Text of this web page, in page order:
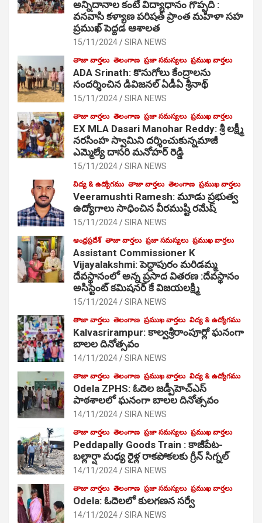
అన్నిదానాల కంటే విద్యాధానం గొప్పది :
వనవాసి కళ్యాణ పరిషత్ ప్రాంత మహిళా సహ
ప్రముఖ్ పెద్దడ ఆశాలత
15/11/2024 SIRA NEWS
తాజా వార్తలు తెలంగాణ ప్రజా సమస్యలు ప్రముఖ వార్తలు
ADA Srinath: కొనుగోలు కేంద్రాల‌ను
సంద‌ర్శించిన డివిజనల్ ఏడీఏ శ్రీనాథ్
15/11/2024 SIRA NEWS
తాజా వార్తలు తెలంగాణ ప్రజా సమస్యలు ప్రముఖ వార్తలు
EX MLA Dasari Manohar Reddy: శ్రీ లక్ష్మీ
నరసింహ స్వామిని దర్శించుకున్నమాజీ
ఎమ్మెల్యే దాసరి మనోహర్ రెడ్డి
15/11/2024 SIRA NEWS
విద్య & ఉద్యోగము తాజా వార్తలు తెలంగాణ ప్రముఖ వార్తలు
Veeramushti Ramesh: మూడు ప్రభుత్వ
ఉద్యోగాలు సాధించిన వీరముష్టి రమేష్
15/11/2024 SIRA NEWS
ఆంధ్రప్రదేశ్ తాజా వార్తలు ప్రజా సమస్యలు ప్రముఖ వార్తలు
Assistant Commissioner K
Vijayalakshmi: పెద్దాపురం మరిడమ్మ
దేవస్థానంలో అన్న ప్రసాద వితరణ :దేవస్థానం
అసిస్టెంట్ కమిషనర్ కే విజయలక్ష్మి
15/11/2024 SIRA NEWS
తాజా వార్తలు తెలంగాణ ప్రముఖ వార్తలు విద్య & ఉద్యోగము
Kalvasrirampur: కాల్వశ్రీరాంపూర్లో ఘనంగా
బాలల దినోత్సవం
14/11/2024 SIRA NEWS
తాజా వార్తలు తెలంగాణ ప్రముఖ వార్తలు విద్య & ఉద్యోగము
Odela ZPHS: ఓదెల జ‌డ్పీహెచ్ఎస్
పాఠ‌శాల‌లో ఘనంగా బాలల దినోత్సవం
14/11/2024 SIRA NEWS
తాజా వార్తలు తెలంగాణ ప్రజా సమస్యలు ప్రముఖ వార్తలు
Peddapally Goods Train : కాజీపేట-
బల్లార్షా మధ్య రైళ్ల రాకపోకలకు గ్రీన్ సిగ్నల్
14/11/2024 SIRA NEWS
తాజా వార్తలు తెలంగాణ ప్రజా సమస్యలు ప్రముఖ వార్తలు
Odela: ఓదెలలో కులగణన సర్వే
14/11/2024 SIRA NEWS